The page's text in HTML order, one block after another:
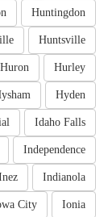
Huntingdon
Huntsville
Hurley
Huron
Hyden
Idaho Falls
Independence
Indianola
Ionia
City